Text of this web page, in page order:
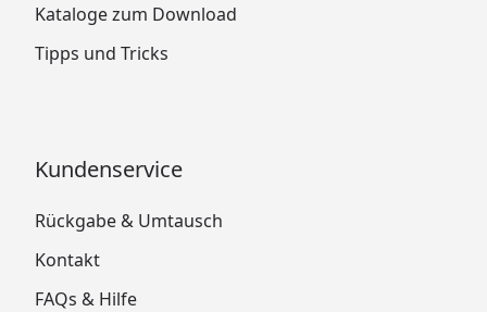
Kataloge zum Download
Tipps und Tricks
Kundenservice
Rückgabe & Umtausch
Kontakt
FAQs & Hilfe